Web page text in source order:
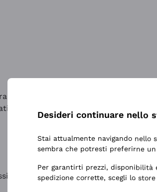
tanti prodotti diversi e con un
e preparato. Vini ben
Desideri continuare nello
Stai attualmente navigando nello
sembra che potresti preferirne
Per garantirti prezzi, disponibilità
spedizione corrette, scegli lo